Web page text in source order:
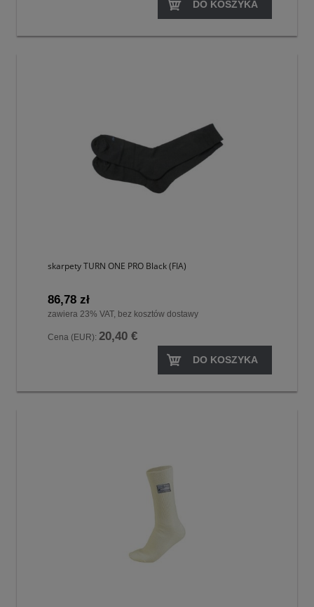
DO KOSZYKA
skarpety TURN ONE PRO Black (FIA)
86,78 zł
zawiera 23% VAT, bez kosztów dostawy
Cena (EUR): 20,40 €
DO KOSZYKA